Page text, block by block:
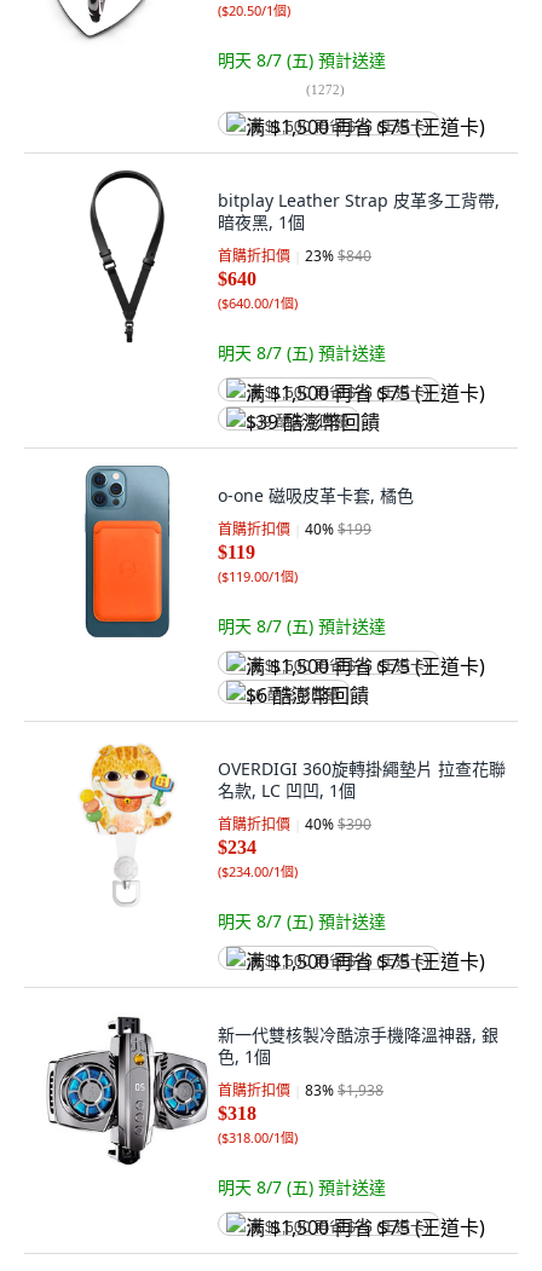
($20.50/1個)
明天 8/7 (五) 預計送達
(1272)
满 $1,500 再省 $75 (王道卡)
bitplay Leather Strap 皮革多工背帶,
暗夜黑, 1個
首購折扣價 23%$840
$640
($640.00/1個)
明天 8/7 (五) 預計送達
满 $1,500 再省 $75 (王道卡)
$39 酷澎幣回饋
o-one 磁吸皮革卡套, 橘色
首購折扣價 40%$199
$119
($119.00/1個)
明天 8/7 (五) 預計送達
满 $1,500 再省 $75 (王道卡)
$6 酷澎幣回饋
OVERDIGI 360旋轉掛繩墊片 拉查花聯
名款, LC 凹凹, 1個
首購折扣價 40%$390
$234
($234.00/1個)
明天 8/7 (五) 預計送達
满 $1,500 再省 $75 (王道卡)
新一代雙核製冷酷涼手機降溫神器, 銀
色, 1個
首購折扣價 83%$1,938
$318
($318.00/1個)
明天 8/7 (五) 預計送達
满 $1,500 再省 $75 (王道卡)